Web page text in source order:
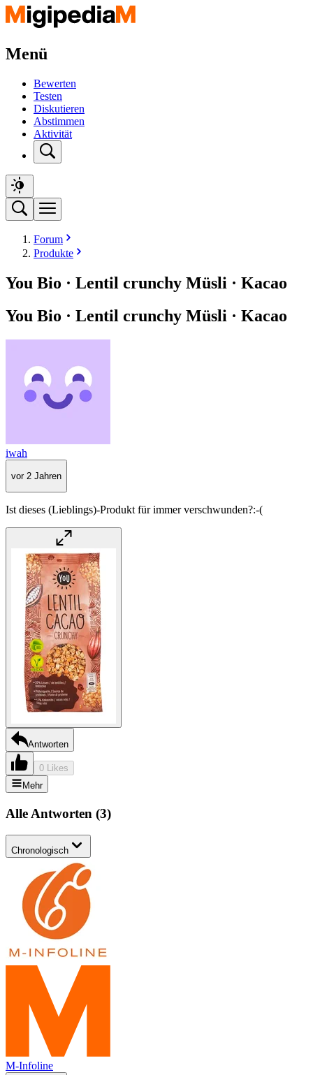
Menü
Bewerten
Testen
Diskutieren
Abstimmen
Aktivität
Forum
Produkte
You Bio · Lentil crunchy Müsli · Kacao
You Bio · Lentil crunchy Müsli · Kacao
iwah
vor 2 Jahren
Ist dieses (Lieblings)-Produkt für immer verschwunden?:-(
Antworten
0 Likes
Mehr
Alle Antworten (3)
Chronologisch
M-Infoline